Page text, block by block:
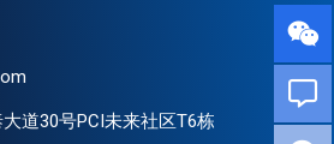
道30号PCI未来社区T6栋